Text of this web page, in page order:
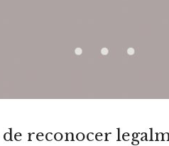
reconocer